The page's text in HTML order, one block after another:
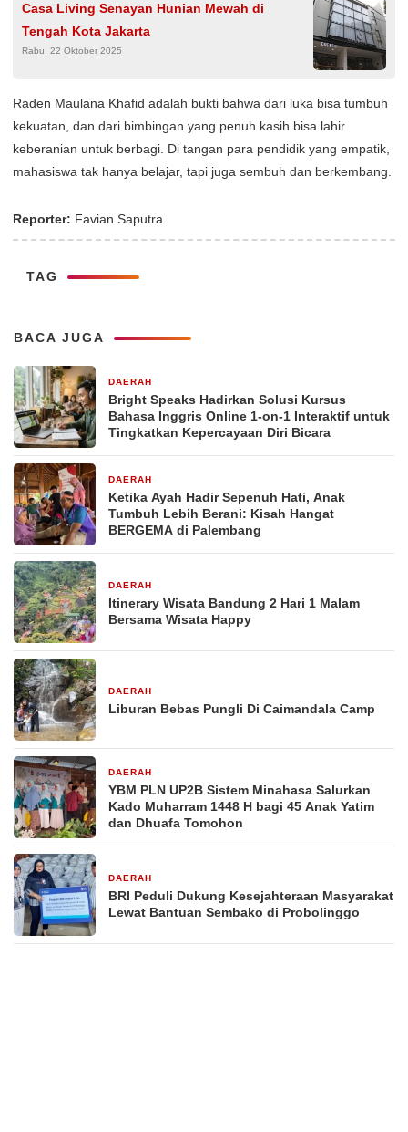
Casa Living Senayan Hunian Mewah di
Tengah Kota Jakarta
Rabu, 22 Oktober 2025
Raden Maulana Khafid adalah bukti bahwa dari luka bisa tumbuh
kekuatan, dan dari bimbingan yang penuh kasih bisa lahir
keberanian untuk berbagi. Di tangan para pendidik yang empatik,
mahasiswa tak hanya belajar, tapi juga sembuh dan berkembang.
Reporter: Favian Saputra
TAG
BACA JUGA
DAERAH
Bright Speaks Hadirkan Solusi Kursus
Bahasa Inggris Online 1-on-1 Interaktif untuk
Tingkatkan Kepercayaan Diri Bicara
DAERAH
Ketika Ayah Hadir Sepenuh Hati, Anak
Tumbuh Lebih Berani: Kisah Hangat
BERGEMA di Palembang
DAERAH
Itinerary Wisata Bandung 2 Hari 1 Malam
Bersama Wisata Happy
DAERAH
Liburan Bebas Pungli Di Caimandala Camp
DAERAH
YBM PLN UP2B Sistem Minahasa Salurkan
Kado Muharram 1448 H bagi 45 Anak Yatim
dan Dhuafa Tomohon
DAERAH
BRI Peduli Dukung Kesejahteraan Masyarakat
Lewat Bantuan Sembako di Probolinggo